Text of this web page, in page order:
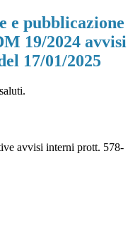
e pubblicazione
19/2024 avvisi
17/01/2025
avvisi interni prott. 578-